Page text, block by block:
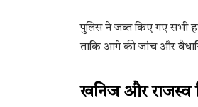
पुलिस ने जब्त किए गए सभी
ताकि आगे की जांच और
खनिज और राजस्व